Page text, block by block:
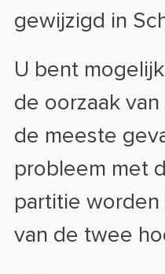
gewijzigd in
U bent
de oorzaak
de meeste
probleem met
partitie
van de twee